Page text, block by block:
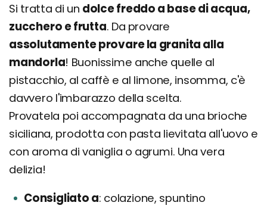
Si tratta di un dolce freddo a base di acqua,
zucchero e frutta. Da provare
assolutamente provare la granita alla
mandorla! Buonissime anche quelle al
pistacchio, al caffè e al limone, insomma, c'è
davvero l'imbarazzo della scelta.
Provatela poi accompagnata da una brioche
siciliana, prodotta con pasta lievitata all'uovo e
con aroma di vaniglia o agrumi. Una vera
delizia!
Consigliato a colazione, spuntino